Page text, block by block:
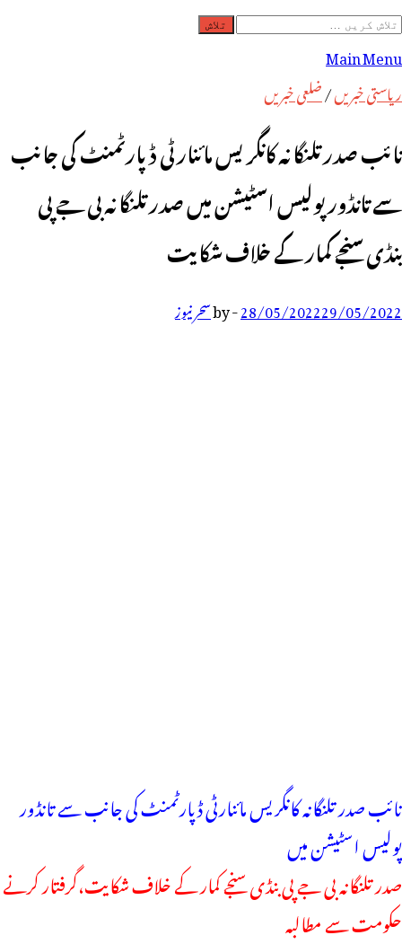
تلاش
کریں
برائے:
Main Menu
ریاستی خبریں/ضلعی خبریں
نائب صدر تلنگانہ کانگریس مائنارٹی ڈپارٹمنٹ کی جانب
سے تانڈور پولیس اسٹیشن میں صدر تلنگانہ بی جے پی
بنڈی سنجے کمار کے خلاف شکایت
28/05/202229/05/2022
-
byسحر نیوز
نائب صدر تلنگانہ کانگریس مائنارٹی ڈپارٹمنٹ کی جانب سے تانڈور
پولیس اسٹیشن میں
صدر تلنگانہ بی جے پی بنڈی سنجے کمار کے خلاف شکایت،گرفتار کرنے
حکومت سے مطالبہ